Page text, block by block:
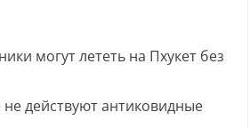
могут лететь на Пхукет без
действуют антиковидные